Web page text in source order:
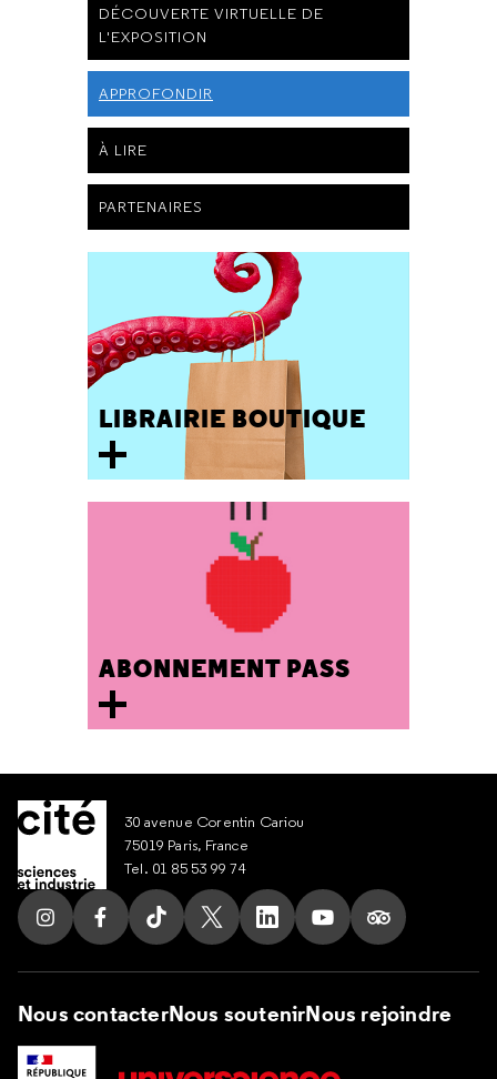
DÉCOUVERTE VIRTUELLE DE
L'EXPOSITION
APPROFONDIR
À LIRE
PARTENAIRES
LIBRAIRIE BOUTIQUE
ABONNEMENT PASS
30 avenue Corentin Cariou
75019 Paris, France
Tel. 01 85 53 99 74
Suivez nous sur Instagram
Suivez nous sur Facebook
Suivez nous sur Tik Tok
Suivez nous sur X
Suivez nous sur LinkedIn
Suivez nous sur
Suivez nous
Nous contacterNous soutenirNous rejoindre